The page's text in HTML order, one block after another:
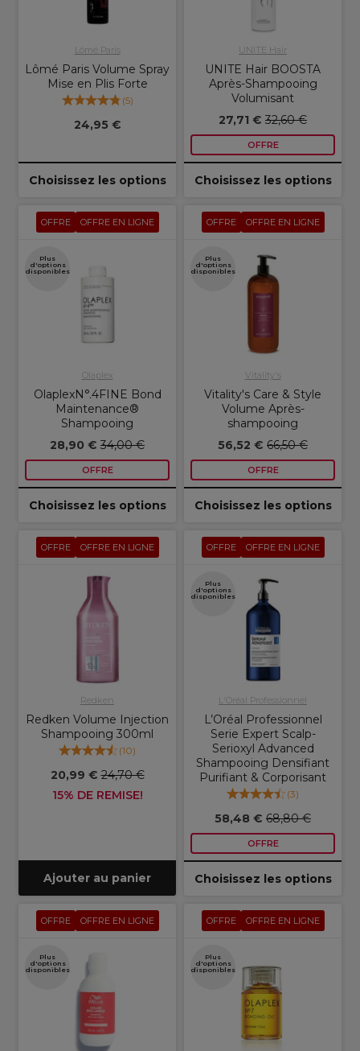
Lômé Paris
Lômé Paris Volume Spray
Mise en Plis Forte
(5)
24,95 €
Choisissez les options
UNITE Hair
UNITE Hair BOOSTA
Après-Shampooing
Volumisant
27,71 € 32,60 €
OFFRE
Choisissez les options
OFFRE OFFRE EN LIGNE
Plus
d'options
disponibles
Olaplex
OlaplexN°.4FINE Bond
Maintenance®
Shampooing
28,90 € 34,00 €
OFFRE
Choisissez les options
OFFRE OFFRE EN LIGNE
Plus
d'options
disponibles
Vitality's
Vitality's Care & Style
Volume Après-
shampooing
56,52 € 66,50 €
OFFRE
Choisissez les options
OFFRE OFFRE EN LIGNE
Redken
Redken Volume Injection
Shampooing 300ml
(10)
20,99 €24,70 €
15% DE REMISE!
Ajouter au panier
OFFRE OFFRE EN LIGNE
Plus
d'options
disponibles
L'Oréal Professionnel
L’Oréal Professionnel
Serie Expert Scalp-
Serioxyl Advanced
Shampooing Densifiant
Purifiant & Corporisant
(3)
58,48 € 68,80 €
OFFRE
Choisissez les options
OFFRE OFFRE EN LIGNE
Plus
d'options
disponibles
OFFRE OFFRE EN LIGNE
Plus
d'options
disponibles